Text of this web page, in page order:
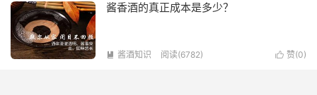
酱香酒的真正成本是多少？
 赞(0)
 酱酒知识 阅读(6782)